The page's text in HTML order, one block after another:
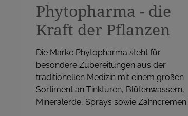
Phytopharma - die
Kraft der Pflanzen
Die Marke Phytopharma steht für
besondere Zubereitungen aus der
traditionellen Medizin mit einem großen
Sortiment an Tinkturen, Blütenwassern,
Mineralerde, Sprays sowie Zahncremen.